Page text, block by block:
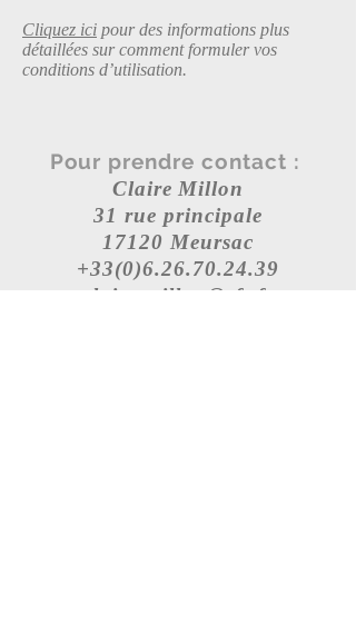
Cliquez ici pour des informations plus
détaillées sur comment formuler vos
conditions d’utilisation.
Pour prendre contact :
Claire Millon
31 rue principale
17120 Meursac
+33(0)6.26.70.24.39
claire.millon@sfr.fr